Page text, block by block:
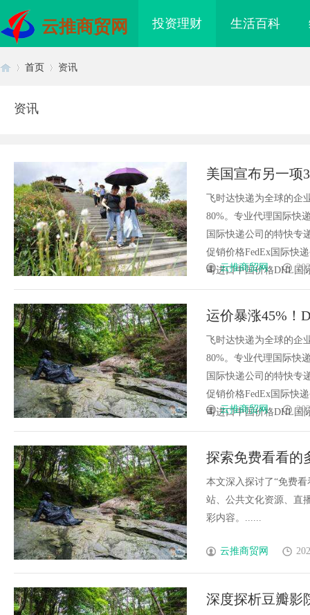
云推商贸网 投资理财 生活百科
首页 资讯
资讯
美国宣布另一项
国际快递_上飞
飞时达快递为全球的企
80%。专业代理国际快
国际快递公司的特快专
促销价格FedEx国际快
司进口中国价格DHL国
云推商贸网
运价暴涨45%！
递_上飞时达快
飞时达快递为全球的企
80%。专业代理国际快
国际快递公司的特快专
促销价格FedEx国际快
司进口中国价格DHL国
云推商贸网
探索免费看看的
本文深入探讨了“免费
站、公共文化资源、直
彩内容。......
云推商贸网
深度探析豆瓣影
年博士后招聘 高精度激光切割机：新时代工业
的革命者